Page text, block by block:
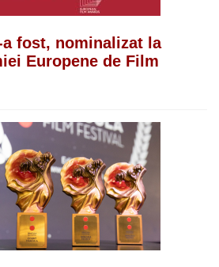
fost, nominalizat la
Europene de Film